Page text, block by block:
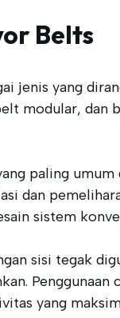
Belts
jenis yang
modular, dan
paling
dan
sistem
sisi tegak
yang